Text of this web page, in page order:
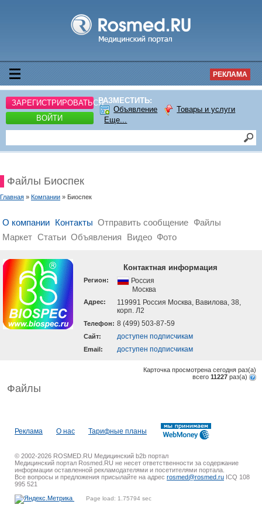
РЕКЛАМА
ЗАРЕГИСТРИРОВАТЬСЯ
ВОЙТИ
РАЗМЕСТИТЬ:
Объявление
Товары и услуги
Еще...
Файлы Биоспек
Главная » Компании » Биоспек
О компании Контакты Отправить сообщение Файлы
Маркет Статьи Объявления Видео Фото
Контактная информация
Регион:
Россия
Москва
Адрес:
119991 Россия Москва, Вавилова, 38,
корп. Л2
Телефон: 8 (499) 503-87-59
Cайт: доступен подписчикам
Email: доступен подписчикам
Карточка просмотрена сегодня раз(a)
всего 11227 раз(a)
Файлы
Реклама О нас Тарифные планы
© 2002-2026 ROSMED.RU Медицинский b2b портал
Медицинский портал Rosmed.RU не несет ответственности за содержание
информации оставленной рекламодателями и посетителями портала.
Все вопросы и предложения присылайте на адрес rosmed@rosmed.ru ICQ 108
995 521
Page load: 1.75794 sec